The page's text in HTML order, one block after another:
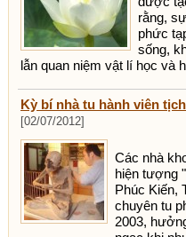
rằng,
phức
sống,
lẫn quan niệm vật lí học và
Kỳ bí nhà tu hành viên
[02/07/2012]
Các nhà
hiện tượng
Phúc Kiến,
chuyên tu
2003,